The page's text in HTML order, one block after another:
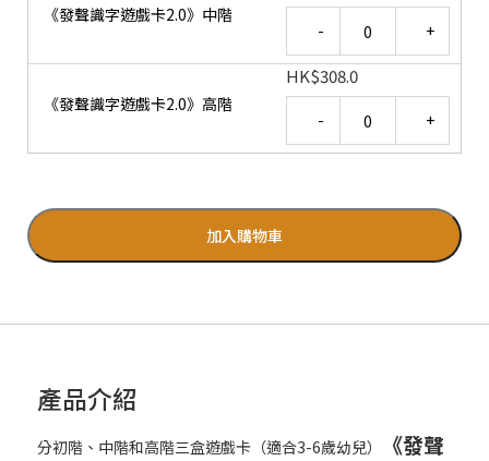
《發聲識字遊戲卡2.0》中階
《發聲識字遊戲卡2.0》高階
HK$308.0
加入購物車
產品介紹
分初階、中階和高階三盒遊戲卡（適合3-6歲幼兒）
《發聲